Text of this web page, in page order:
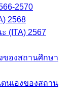
2570
2568
(ITA) 2567
ของสถานศึกษา
นเองของสถาน